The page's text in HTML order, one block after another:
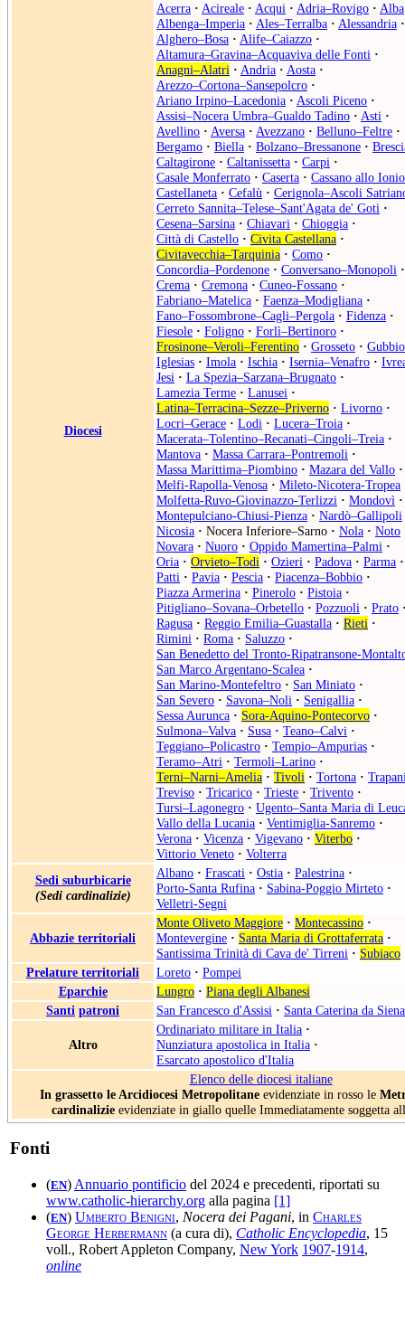
Diocesi
Acerra · Acireale · Acqui · Adria–Rovigo · Alba
Albenga–Imperia · Ales–Terralba · Alessandria ·
Alghero–Bosa · Alife–Caiazzo ·
Altamura–Gravina–Acquaviva delle Fonti ·
Anagni–Alatri · Andria · Aosta ·
Arezzo–Cortona–Sansepolcro ·
Ariano Irpino–Lacedonia · Ascoli Piceno ·
Assisi–Nocera Umbra–Gualdo Tadino · Asti ·
Avellino · Aversa · Avezzano · Belluno–Feltre ·
Bergamo · Biella · Bolzano–Bressanone ·
Caltagirone · Caltanissetta · Carpi ·
Casale Monferrato · Caserta · Cassano allo Ionio
Castellaneta · Cefalù · Cerignola–Ascoli
Cerreto Sannita–Telese–Sant'Agata de' Goti ·
Cesena–Sarsina · Chiavari · Chioggia ·
Città di Castello · Civita Castellana ·
Civitavecchia–Tarquinia · Como ·
Concordia–Pordenone · Conversano–Monopoli ·
Crema · Cremona · Cuneo-Fossano ·
Fabriano–Matelica · Faenza–Modigliana ·
Fano–Fossombrone–Cagli–Pergola · Fidenza ·
Fiesole · Foligno · Forlì–Bertinoro ·
Frosinone–Veroli–Ferentino · Grosseto · Gubbio
Iglesias · Imola · Ischia · Isernia–Venafro ·
Jesi · La Spezia–Sarzana–Brugnato ·
Lamezia Terme · Lanusei ·
Latina–Terracina–Sezze–Priverno · Livorno ·
Locri–Gerace · Lodi · Lucera–Troia ·
Macerata–Tolentino–Recanati–Cingoli–Treia ·
Mantova · Massa Carrara–Pontremoli ·
Massa Marittima–Piombino · Mazara del Vallo ·
Melfi-Rapolla-Venosa · Mileto-Nicotera-Tropea
Molfetta-Ruvo-Giovinazzo-Terlizzi · Mondovì ·
Montepulciano-Chiusi-Pienza · Nardò–Gallipoli
Nicosia · Nocera Inferiore–Sarno · Nola · Noto
Novara · Nuoro · Oppido Mamertina–Palmi ·
Oria · Orvieto–Todi · Ozieri · Padova · Parma ·
Patti · Pavia · Pescia · Piacenza–Bobbio ·
Piazza Armerina · Pinerolo · Pistoia ·
Pitigliano–Sovana–Orbetello · Pozzuoli · Prato
Ragusa · Reggio Emilia–Guastalla · Rieti ·
Rimini · Roma · Saluzzo ·
San Benedetto del Tronto-Ripatransone-
San Marco Argentano-Scalea ·
San Marino-Montefeltro · San Miniato ·
San Severo · Savona–Noli · Senigallia ·
Sessa Aurunca · Sora-Aquino-Pontecorvo ·
Sulmona–Valva · Susa · Teano–Calvi ·
Teggiano–Policastro · Tempio–Ampurias ·
Teramo–Atri · Termoli–Larino ·
Terni–Narni–Amelia · Tivoli · Tortona ·
Treviso · Tricarico · Trieste · Trivento ·
Tursi–Lagonegro · Ugento–Santa Maria di
Vallo della Lucania · Ventimiglia-Sanremo ·
Verona · Vicenza · Vigevano · Viterbo ·
Vittorio Veneto · Volterra
Sedi suburbicarie
(Sedi cardinalizie)
Albano · Frascati · Ostia · Palestrina ·
Porto-Santa Rufina · Sabina-Poggio Mirteto ·
Velletri-Segni
Abbazie territoriali
Monte Oliveto Maggiore · Montecassino ·
Montevergine · Santa Maria di Grottaferrata ·
Santissima Trinità di Cava de' Tirreni · Subiaco
Prelature territoriali
Loreto · Pompei
Eparchie
Lungro · Piana degli Albanesi
Santi patroni San Francesco d'Assisi · Santa Caterina da Siena
Altro
Ordinariato militare in Italia ·
Nunziatura apostolica in Italia ·
Esarcato apostolico d'Italia
Elenco delle diocesi italiane
In grassetto le Arcidiocesi Metropolitane evidenziate in rosso le
cardinalizieevidenziate in giallo quelle Immediatamente soggetta
Fonti
(EN) Annuario pontificio del 2024 e precedenti, riportati su
www.catholic-hierarchy.org alla pagina [1]
(EN) Umberto Benigni, Nocera dei Pagani, in Charles
George Herbermann (a cura di), Catholic Encyclopedia, 15
voll., Robert Appleton Company, New York 1907-1914,
online